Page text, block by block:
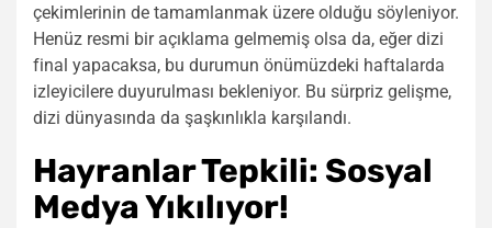
çekimlerinin de tamamlanmak üzere olduğu söyleniyor.
Henüz resmi bir açıklama gelmemiş olsa da, eğer dizi
final yapacaksa, bu durumun önümüzdeki haftalarda
izleyicilere duyurulması bekleniyor. Bu sürpriz gelişme,
dizi dünyasında da şaşkınlıkla karşılandı.
Hayranlar Tepkili: Sosyal
Medya Yıkılıyor!